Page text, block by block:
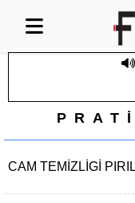
CAM TEMIZLIGI